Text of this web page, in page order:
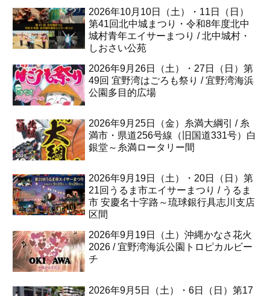
2026年10月10日（土）・11日（日）
第41回北中城まつり・令和8年度北中
城村青年エイサーまつり / 北中城村・
しおさい公苑
2026年9月26日（土）・27日（日）第
49回 宜野湾はごろも祭り / 宜野湾海浜
公園多目的広場
2026年9月25日（金）糸満大綱引 / 糸
満市・県道256号線（旧国道331号）白
銀堂～糸満ロータリー間
2026年9月19日（土）・20日（日）第
21回うるま市エイサーまつり / うるま
市 安慶名十字路～琉球銀行具志川支店
区間
2026年9月19日（土）沖縄かなさ花火
2026 / 宜野湾海浜公園トロピカルビー
チ
2026年9月5日（土）・6日（日）第17